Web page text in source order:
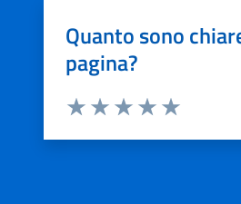
Quanto sono
pagina?